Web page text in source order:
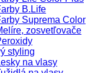
B.Life
Suprema Color
zosvetľovače
styling
na vlasy